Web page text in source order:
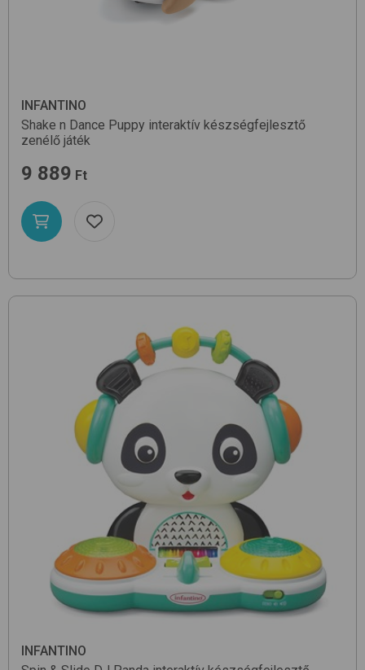
INFANTINO
Shake n Dance Puppy interaktív készségfejlesztő
zenélő játék
9 889 Ft
INFANTINO